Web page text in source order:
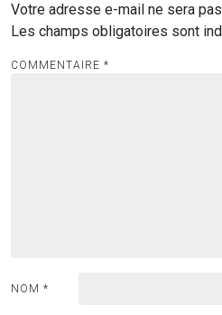
Votre adresse e-mail ne sera
Les champs obligatoires sont
COMMENTAIRE *
NOM *